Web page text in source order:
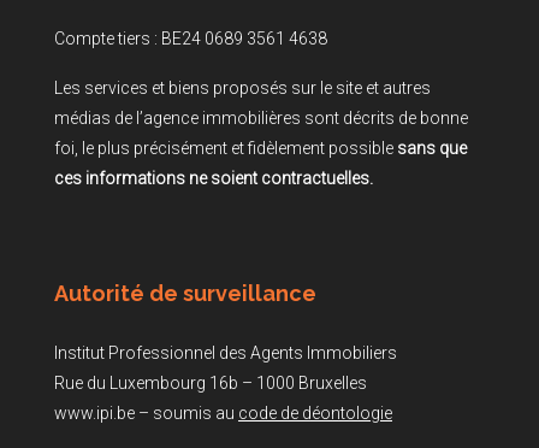
Compte tiers : BE24 0689 3561 4638
Les services et biens proposés sur le site et autres
médias de l’agence immobilières sont décrits de bonne
foi, le plus précisément et fidèlement possible sans que
ces informations ne soient contractuelles.
Autorité de surveillance
Institut Professionnel des Agents Immobiliers
Rue du Luxembourg 16b – 1000 Bruxelles
www.ipi.be – soumis au code de déontologie